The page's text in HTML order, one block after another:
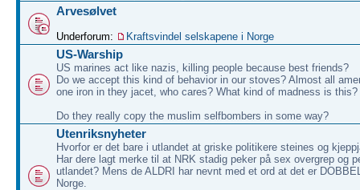
Arvesølvet
Underforum: Kraftsvindel selskapene i Norge
US-Warship
US marines act like nazis, killing people because best friends?
Do we accept this kind of behavior in our stoves? Almost all
one iron in they jacet, who cares? What kind of madness is this?
Do they really copy the muslim selfbombers in some way?
Utenriksnyheter
Hvorfor er det bare i utlandet at griske politikere steines og
Har dere lagt merke til at NRK stadig peker på sex overgrep og
utlandet? Mens de ALDRI har nevnt med et ord at det er
Norge.